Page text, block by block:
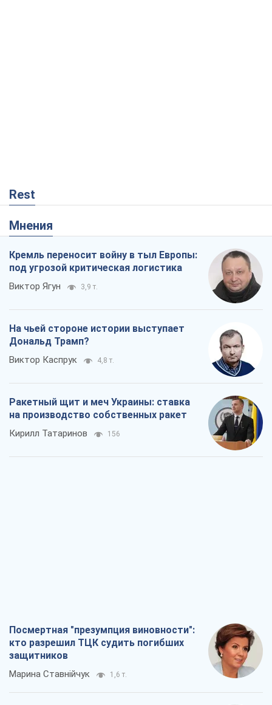
Rest
Мнения
Кремль переносит войну в тыл Европы:
под угрозой критическая логистика
Виктор Ягун 3,9 т.
На чьей стороне истории выступает
Дональд Трамп?
Виктор Каспрук 4,8 т.
Ракетный щит и меч Украины: ставка
на производство собственных ракет
Кирилл Татаринов 156
Посмертная "презумпция виновности":
кто разрешил ТЦК судить погибших
защитников
Марина Ставнійчук 1,6 т.